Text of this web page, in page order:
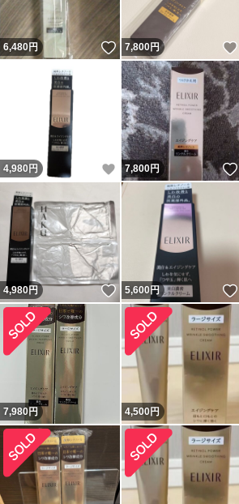
6,480円 いいね！
7,800円
4,980 円 いいね！
7,800円
4,980円 いいね！
5,600円
7,980円 4,500円